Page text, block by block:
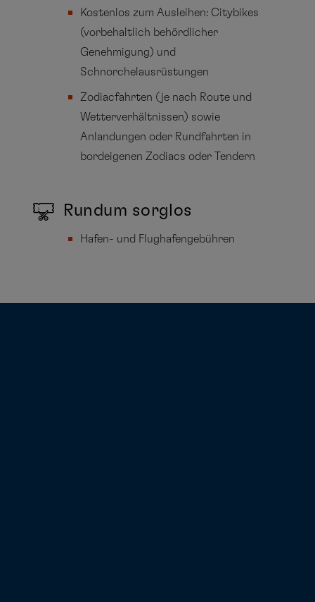
Kostenlos zum Ausleihen: Citybikes
(vorbehaltlich behördlicher
Genehmigung) und
Schnorchelausrüstungen
Zodiacfahrten (je nach Route und
Wetterverhältnissen) sowie
Anlandungen oder Rundfahrten in
bordeigenen Zodiacs oder Tendern
Rundum sorglos
Hafen- und Flughafengebühren